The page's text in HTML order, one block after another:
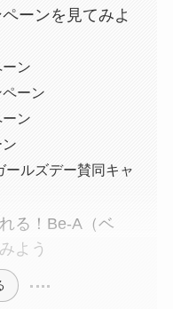
ーンを見てみよ
ン
ーン
ン
ールズデー賛同キャ
る！Be-A（ベ
よう